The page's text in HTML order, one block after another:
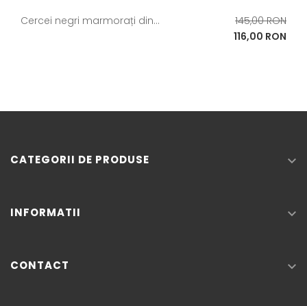
Cercei negri marmorați din...
Pret
de
145,00 RON
Pret
116,00 RON
CATEGORII DE PRODUSE 
INFORMATII 
CONTACT 